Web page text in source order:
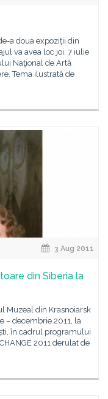
a doua expoziții din
va avea loc joi, 7 iulie
Naţional de Artă
Tema ilustrată de
3 Aug 2011
din Siberia la
Muzeal din Krasnoiarsk
– decembrie 2011, la
în cadrul programului
2011 derulat de